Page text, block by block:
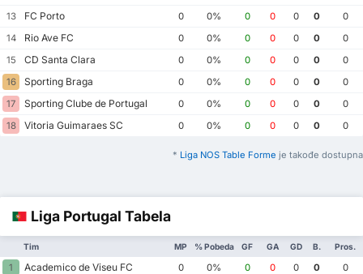
13
FC Porto 0 0% 0 0 0 0
0
14
Rio Ave FC 0 0% 0 0 0 0
0
15
CD Santa Clara 0 0% 0 0 0 0
0
16
Sporting Braga 0 0% 0 0 0 0
0
17
Sporting Clube de Portugal 0 0% 0 0 0 0
0
18
Vitoria Guimaraes SC 0 0% 0 0 0 0 0
* Liga NOS Table Forme je takođe dostupna
Liga Portugal Tabela
Tim MP % Pobeda GF GA GD B. Pros.
1 Academico de Viseu FC 0 0% 0 0 0 0
0